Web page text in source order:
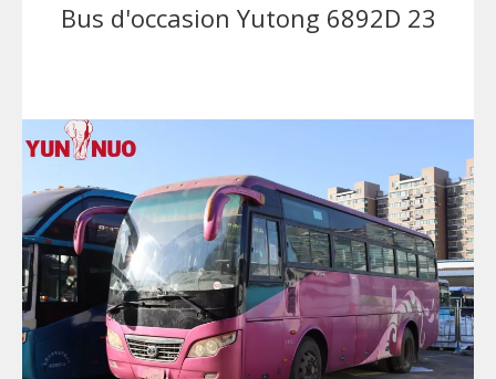
Bus d'occasion Yutong 6892D 23